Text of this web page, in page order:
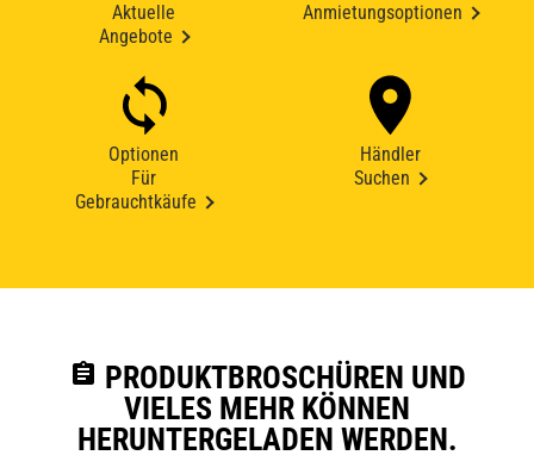
Aktuelle
Angebote
Anmietungsoptionen
Optionen
Für
Gebrauchtkäufe
Händler
Suchen
assignment PRODUKTBROSCHÜREN UND
VIELES MEHR KÖNNEN
HERUNTERGELADEN WERDEN.